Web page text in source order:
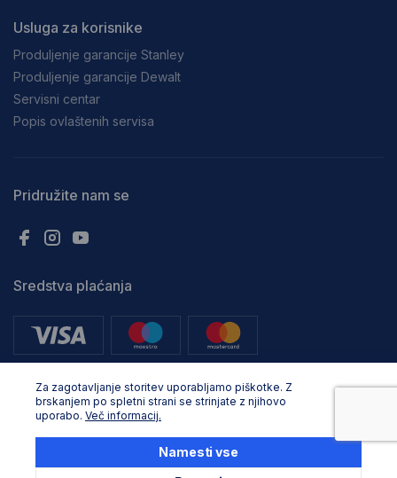
Za zagotavljanje storitev uporabljamo piškotke. Z
brskanjem po spletni strani se strinjate z njihovo
uporabo. Več informacij.
Namesti vse
Usluga za korisnike
Produljenje garancije Stanley
Produljenje garancije Dewalt
Servisni centar
Popis ovlaštenih servisa
Pridružite nam se
Sredstva plaćanja
Sva prava pridržana. © Adria Profix d.o.o. 2025, Oblikovanje in razvoj:
Business Solutions